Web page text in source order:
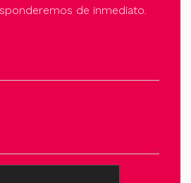
de inmediato.